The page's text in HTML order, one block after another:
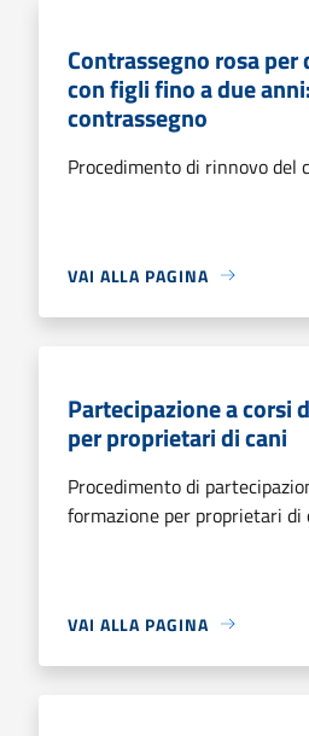
Contrassegno rosa
con figli fino a due
contrassegno
Procedimento di rinnovo del
VAI ALLA PAGINA
Partecipazione a corsi
per proprietari di cani
Procedimento di
formazione per proprietari di
VAI ALLA PAGINA